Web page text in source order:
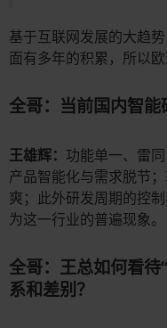
基于互联网发展的大趋
面有多年的积累，所以
全哥：当前国内智能
王雄辉： 功能单一、雷
产品智能化与需求脱节
爽；此外研发周期的控
为这一行业的普遍现象。
全哥：王总如何看待
系和差别？